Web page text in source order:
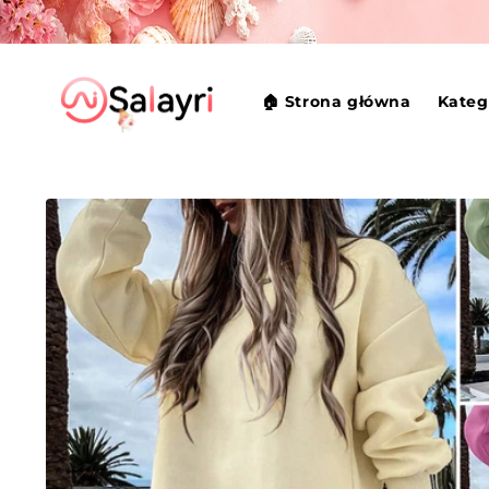
Przejdź
do
treści
🏠 Strona główna
aby
przejść do
informacji
produkcie